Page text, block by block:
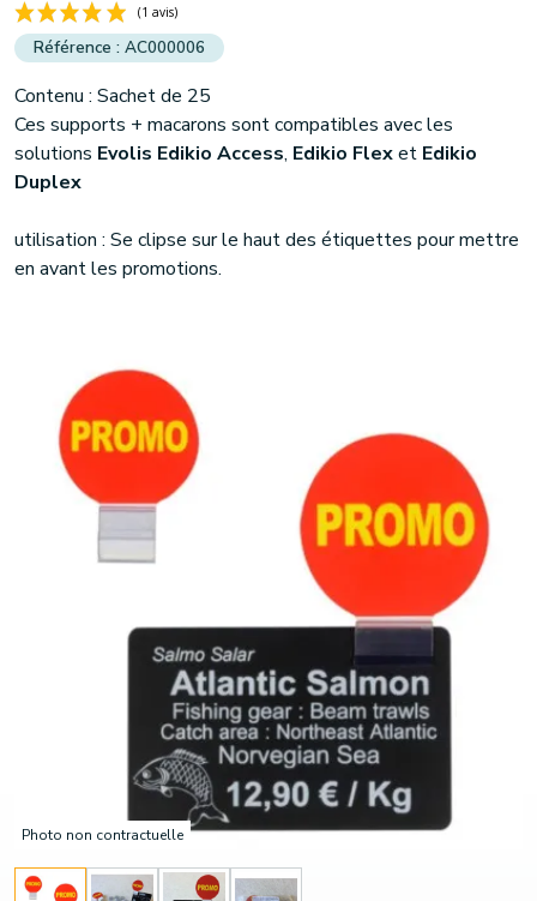
Photo non contractuelle
(1 avis)
AC000006
Contenu : Sachet de 25
Ces supports + macarons sont compatibles avec les
solutions Evolis Edikio Access, Edikio Flexet Edikio
Duplex
utilisation : Se clipse sur le haut des étiquettes pour mettre
en avant les promotions.